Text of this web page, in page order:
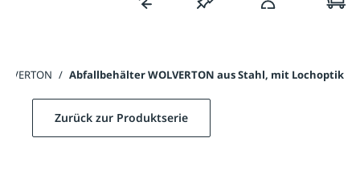
/ Abfallbehälter WOLVERTON aus Stahl, mit Lochoptik
Zurück zur Produktserie